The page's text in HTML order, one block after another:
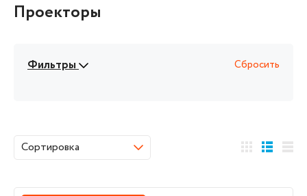
Проекторы
Сортировка
Фильтры Сбросить